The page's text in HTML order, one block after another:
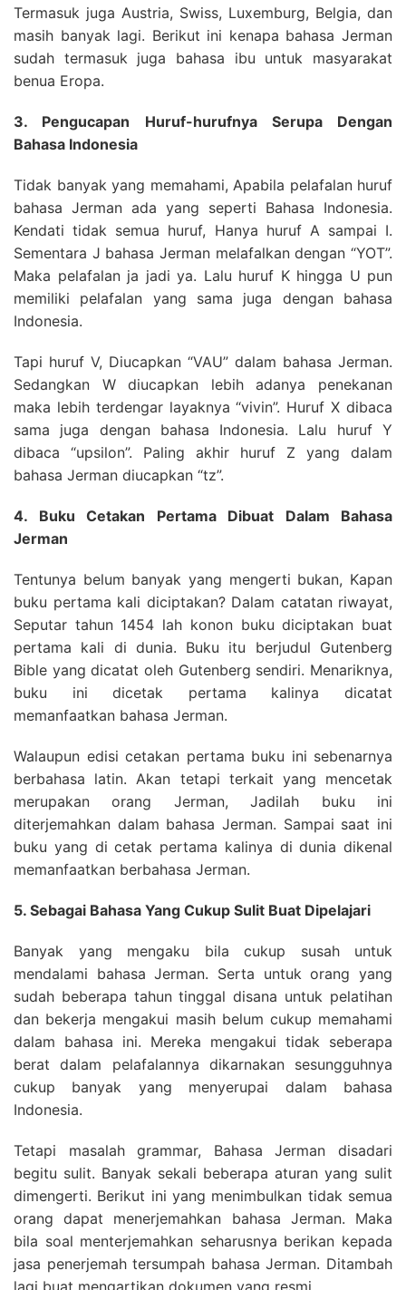
Termasuk juga Austria, Swiss, Luxemburg, Belgia, dan
masih banyak lagi. Berikut ini kenapa bahasa Jerman
sudah termasuk juga bahasa ibu untuk masyarakat
benua Eropa.
3. Pengucapan Huruf-hurufnya Serupa Dengan
Bahasa Indonesia
Tidak banyak yang memahami, Apabila pelafalan huruf
bahasa Jerman ada yang seperti Bahasa Indonesia.
Kendati tidak semua huruf, Hanya huruf A sampai I.
Sementara J bahasa Jerman melafalkan dengan “YOT”.
Maka pelafalan ja jadi ya. Lalu huruf K hingga U pun
memiliki pelafalan yang sama juga dengan bahasa
Indonesia.
Tapi huruf V, Diucapkan “VAU” dalam bahasa Jerman.
Sedangkan W diucapkan lebih adanya penekanan
maka lebih terdengar layaknya “vivin”. Huruf X dibaca
sama juga dengan bahasa Indonesia. Lalu huruf Y
dibaca “upsilon”. Paling akhir huruf Z yang dalam
bahasa Jerman diucapkan “tz”.
4. Buku Cetakan Pertama Dibuat Dalam Bahasa
Jerman
Tentunya belum banyak yang mengerti bukan, Kapan
buku pertama kali diciptakan? Dalam catatan riwayat,
Seputar tahun 1454 lah konon buku diciptakan buat
pertama kali di dunia. Buku itu berjudul Gutenberg
Bible yang dicatat oleh Gutenberg sendiri. Menariknya,
buku ini dicetak pertama kalinya dicatat
memanfaatkan bahasa Jerman.
Walaupun edisi cetakan pertama buku ini sebenarnya
berbahasa latin. Akan tetapi terkait yang mencetak
merupakan orang Jerman, Jadilah buku ini
diterjemahkan dalam bahasa Jerman. Sampai saat ini
buku yang di cetak pertama kalinya di dunia dikenal
memanfaatkan berbahasa Jerman.
5. Sebagai Bahasa Yang Cukup Sulit Buat Dipelajari
Banyak yang mengaku bila cukup susah untuk
mendalami bahasa Jerman. Serta untuk orang yang
sudah beberapa tahun tinggal disana untuk pelatihan
dan bekerja mengakui masih belum cukup memahami
dalam bahasa ini. Mereka mengakui tidak seberapa
berat dalam pelafalannya dikarnakan sesungguhnya
cukup banyak yang menyerupai dalam bahasa
Indonesia.
Tetapi masalah grammar, Bahasa Jerman disadari
begitu sulit. Banyak sekali beberapa aturan yang sulit
dimengerti. Berikut ini yang menimbulkan tidak semua
orang dapat menerjemahkan bahasa Jerman. Maka
bila soal menterjemahkan seharusnya berikan kepada
jasa penerjemah tersumpah bahasa Jerman. Ditambah
lagi buat mengartikan dokumen yang resmi.